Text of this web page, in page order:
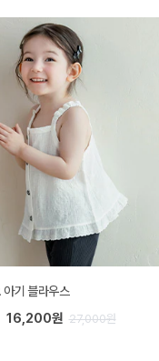
아기 블라우스
16,200원 27,000원